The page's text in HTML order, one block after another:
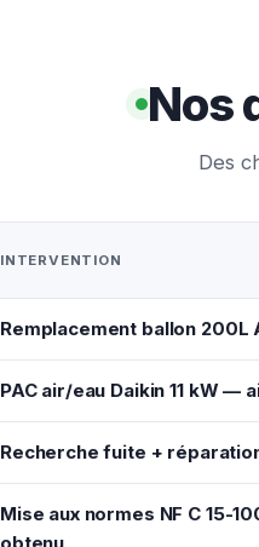
Nos
Des
INTERVENTION
Remplacement ballon
PAC air/eau Daikin 11 kW —
Recherche fuite +
Mise aux normes NF C 15-